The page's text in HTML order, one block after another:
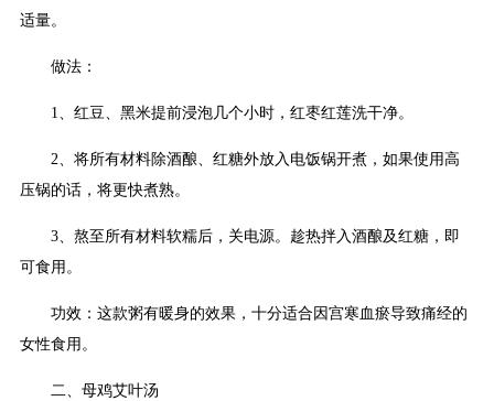
适量。
做法：
1、红豆、黑米提前浸泡几个小时，红枣红莲洗干净。
2、将所有材料除酒酿、红糖外放入电饭锅开煮，如果使用高
压锅的话，将更快煮熟。
3、熬至所有材料软糯后，关电源。趁热拌入酒酿及红糖，即
可食用。
功效：这款粥有暖身的效果，十分适合因宫寒血瘀导致痛经的
女性食用。
二、母鸡艾叶汤